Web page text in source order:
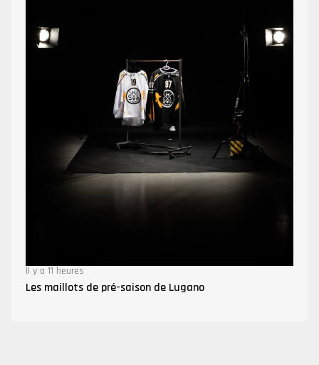
Il y a 11 heures
Les maillots de pré-saison de Lugano